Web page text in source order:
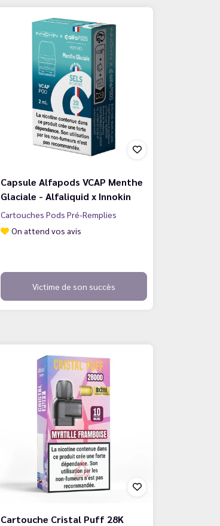
Capsule Alfapods VCAP Menthe
Glaciale - Alfaliquid x Innokin
Cartouches Pods Pré-Remplies
On attend vos avis
Victime de son succès
Cartouche Cristal Puff 28K